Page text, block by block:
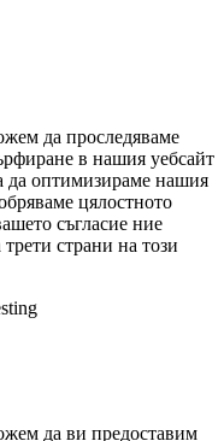
да проследяваме
в нашия уебсайт
да оптимизираме нашия
цялостното
съгласие ние
страни на този
да ви предоставим